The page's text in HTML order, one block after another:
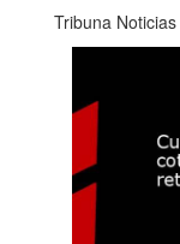
Tribuna Noticias